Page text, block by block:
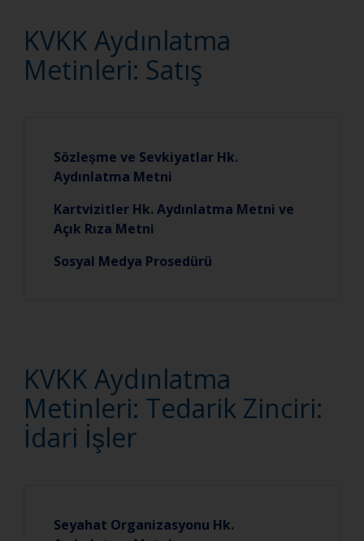
KVKK Aydınlatma
Metinleri: Satış
Sözleşme ve Sevkiyatlar Hk.
Aydınlatma Metni
Kartvizitler Hk. Aydınlatma Metni ve
Açık Rıza Metni
Sosyal Medya Prosedürü
KVKK Aydınlatma
Metinleri: Tedarik Zinciri:
İdari İşler
Seyahat Organizasyonu Hk.